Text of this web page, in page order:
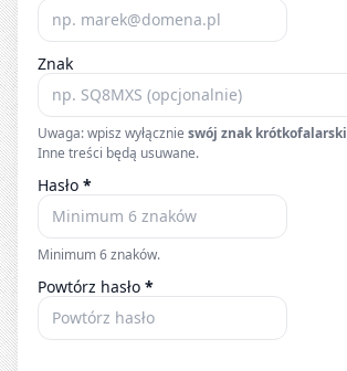
Znak
Uwaga: wpisz wyłącznie swój znak krótkofalarski
Inne treści będą usuwane.
Hasło *
Minimum 6 znaków.
Powtórz hasło *